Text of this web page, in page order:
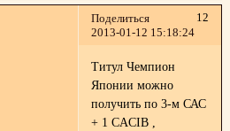
Поделиться
12
2013-01-12 15:18:24
Титул Чемпион
Японии можно
получить по 3-м САС
+ 1 CACIB ,